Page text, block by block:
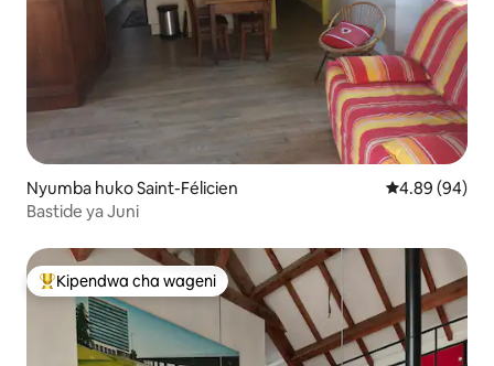
Nyumba huko Saint-Félicien Ukadiriaji wa
4.89 (94)
Bastide ya Juni
Kipendwa maarufu cha wageni
Kipendwa cha wageni